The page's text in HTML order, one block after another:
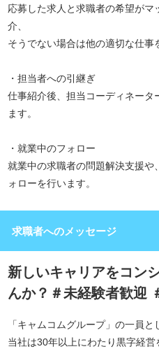
応募した求人と求職者の希望が
介、
そうでない場合は他の適切な仕事
・担当者への引継ぎ
仕事紹介後、担当コーディネー
ます。
・就業中のフォロー
就業中の求職者の問題解決支援や
ォローを行います。
求職者へのメッセージ
新しいキャリアをコン
んか？＃未経験者歓迎
「キャムコムグループ」の一員と
当社は30年以上にわたり黒字経営